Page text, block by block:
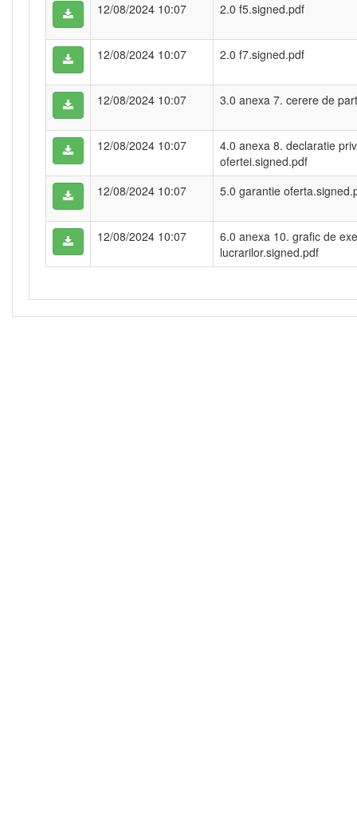
12/08/2024 10:07 2.0 f5.signed.pdf
12/08/2024 10:07 2.0 f7.signed.pdf
12/08/2024 10:07 3.0 anexa 7. cerere de
12/08/2024 10:07
4.0 anexa 8. declaratie
ofertei.signed.pdf
12/08/2024 10:07
5.0 garantie
12/08/2024 10:07
6.0 anexa 10. grafic de
lucrarilor.signed.pdf